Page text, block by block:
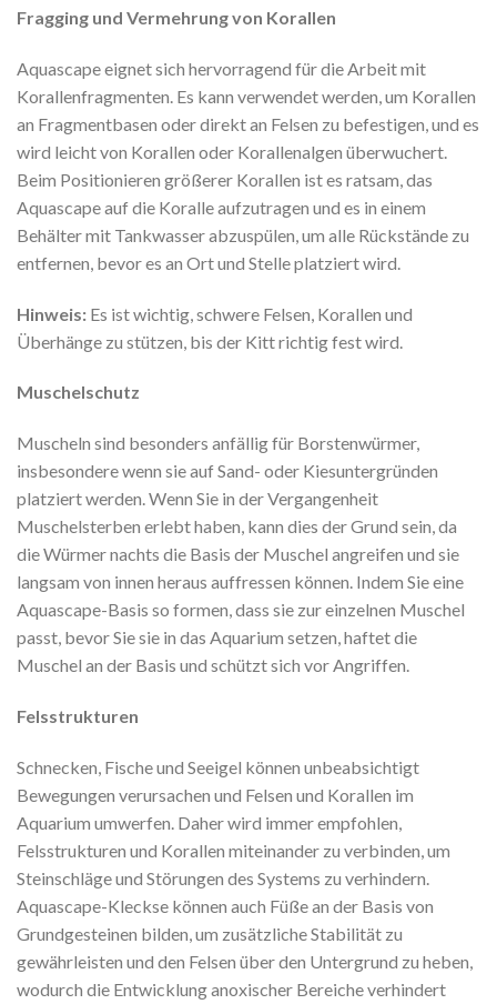
Fragging und Vermehrung von Korallen
Aquascape eignet sich hervorragend für die Arbeit mit
Korallenfragmenten. Es kann verwendet werden, um Korallen
an Fragmentbasen oder direkt an Felsen zu befestigen, und es
wird leicht von Korallen oder Korallenalgen überwuchert.
Beim Positionieren größerer Korallen ist es ratsam, das
Aquascape auf die Koralle aufzutragen und es in einem
Behälter mit Tankwasser abzuspülen, um alle Rückstände zu
entfernen, bevor es an Ort und Stelle platziert wird.
Hinweis: Es ist wichtig, schwere Felsen, Korallen und
Überhänge zu stützen, bis der Kitt richtig fest wird.
Muschelschutz
Muscheln sind besonders anfällig für Borstenwürmer,
insbesondere wenn sie auf Sand- oder Kiesuntergründen
platziert werden. Wenn Sie in der Vergangenheit
Muschelsterben erlebt haben, kann dies der Grund sein, da
die Würmer nachts die Basis der Muschel angreifen und sie
langsam von innen heraus auffressen können. Indem Sie eine
Aquascape-Basis so formen, dass sie zur einzelnen Muschel
passt, bevor Sie sie in das Aquarium setzen, haftet die
Muschel an der Basis und schützt sich vor Angriffen.
Felsstrukturen
Schnecken, Fische und Seeigel können unbeabsichtigt
Bewegungen verursachen und Felsen und Korallen im
Aquarium umwerfen. Daher wird immer empfohlen,
Felsstrukturen und Korallen miteinander zu verbinden, um
Steinschläge und Störungen des Systems zu verhindern.
Aquascape-Kleckse können auch Füße an der Basis von
Grundgesteinen bilden, um zusätzliche Stabilität zu
gewährleisten und den Felsen über den Untergrund zu heben,
wodurch die Entwicklung anoxischer Bereiche verhindert